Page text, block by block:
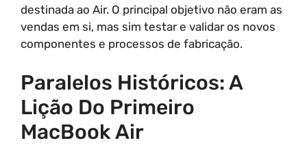
destinada ao Air. O principal objetivo não eram as
vendas em si, mas sim testar e validar os novos
componentes e processos de fabricação.
Paralelos Históricos: A
Lição Do Primeiro
MacBook Air